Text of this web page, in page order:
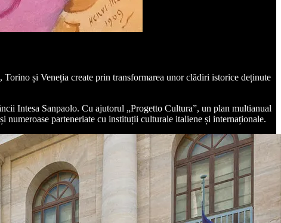
și Veneția create prin transformarea unor clădiri istorice deținute
Intesa Sanpaolo. Cu ajutorul „Progetto Cultura”, un plan multianual
parteneriate cu instituții culturale italiene și internaționale.